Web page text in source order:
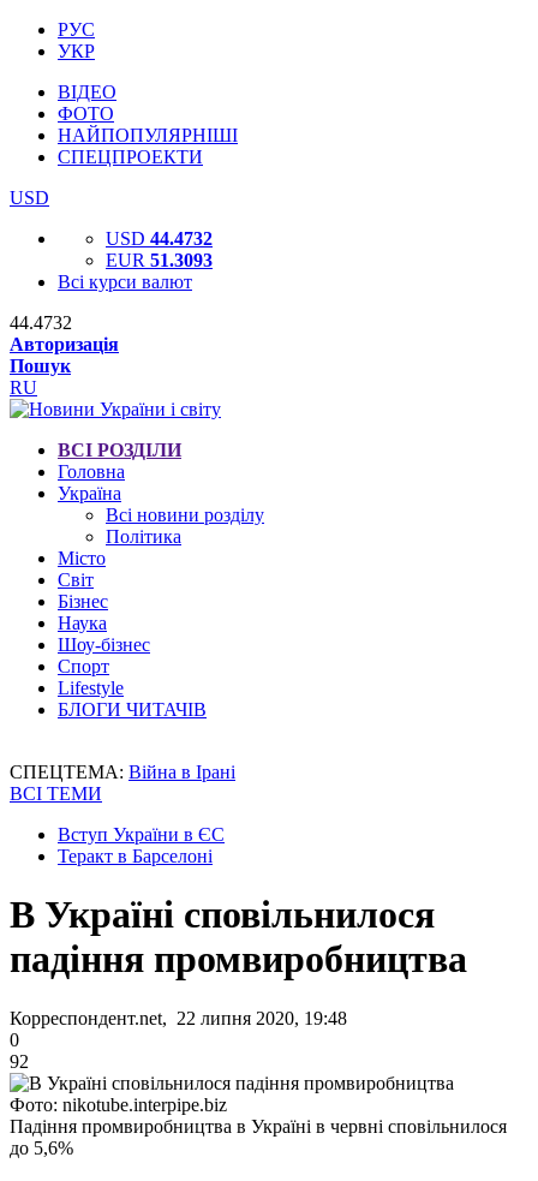
РУС
УКР
ВІДЕО
ФОТО
НАЙПОПУЛЯРНІШІ
СПЕЦПРОЕКТИ
USD
USD 44.4732
EUR 51.3093
Всі курси валют
44.4732
Авторизація
Пошук
RU
ВСІ РОЗДІЛИ
Головна
Україна
Всі новини розділу
Політика
Місто
Світ
Бізнес
Наука
Шоу-бізнес
Спорт
Lifestyle
БЛОГИ ЧИТАЧІВ
СПЕЦТЕМА: Війна в Ірані
ВСІ ТЕМИ
Вступ України в ЄС
Теракт в Барселоні
В Україні сповільнилося
падіння промвиробництва
Корреспондент.net, 22 липня 2020, 19:48
0
92
Фото: nikotube.interpipe.biz
Падіння промвиробництва в Україні в червні сповільнилося
до 5,6%